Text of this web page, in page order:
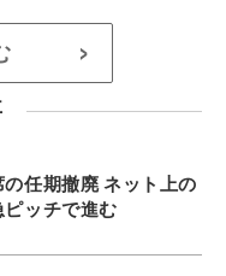
>
任期撤廃 ネット上の
ッチで進む